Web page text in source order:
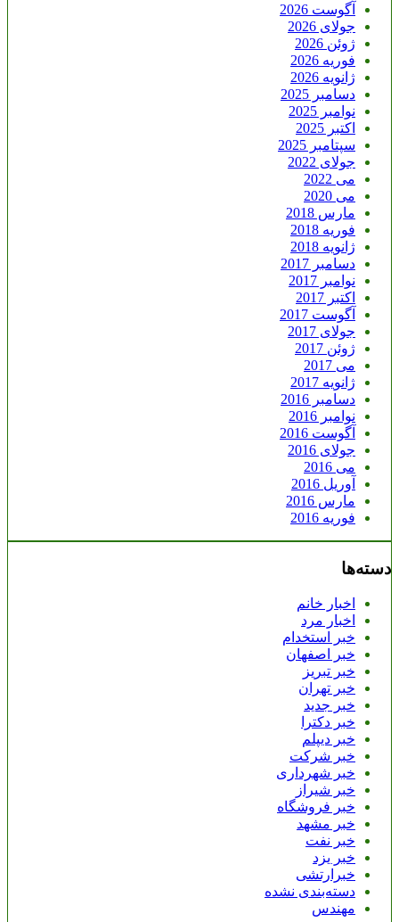
آگوست 2026
جولای 2026
ژوئن 2026
فوریه 2026
ژانویه 2026
دسامبر 2025
نوامبر 2025
اکتبر 2025
سپتامبر 2025
جولای 2022
می 2022
می 2020
مارس 2018
فوریه 2018
ژانویه 2018
دسامبر 2017
نوامبر 2017
اکتبر 2017
آگوست 2017
جولای 2017
ژوئن 2017
می 2017
ژانویه 2017
دسامبر 2016
نوامبر 2016
آگوست 2016
جولای 2016
می 2016
آوریل 2016
مارس 2016
فوریه 2016
دسته‌ها
اخبار خانم
اخبار مرد
خبر استخدام
خبر اصفهان
خبر تبریز
خبر تهران
خبر جدید
خبر دکترا
خبر دیپلم
خبر شرکت
خبر شهرداری
خبر شیراز
خبر فروشگاه
خبر مشهد
خبر نفت
خبر یزد
خبرارتشی
دسته‌بندی نشده
مهندس